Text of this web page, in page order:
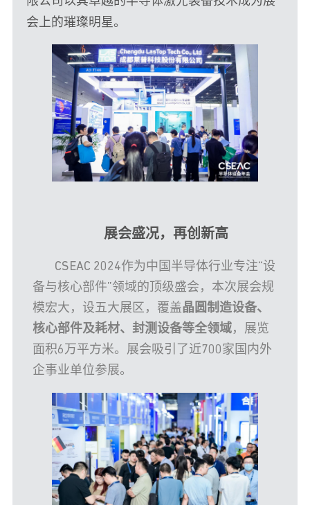
会上的璀璨明星。
展会盛况，再创新高
CSEAC 2024作为中国半导体行业专注“设
备与核心部件”领域的顶级盛会，本次展会规
模宏大，设五大展区，覆盖晶圆制造设备、
核心部件及耗材、封测设备等全领域，展览
面积6万平方米。展会吸引了近700家国内外
企事业单位参展。